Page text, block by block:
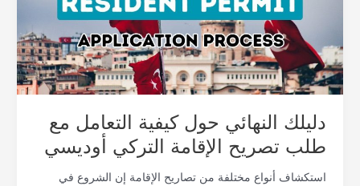
دليلك النهائي حول كيفية التعامل مع
طلب تصريح الإقامة التركي أوديسي
استكشاف أنواع مختلفة من تصاريح الإقامة إن الشروع في
تصريح
الإقامة
التركي
أوديسي